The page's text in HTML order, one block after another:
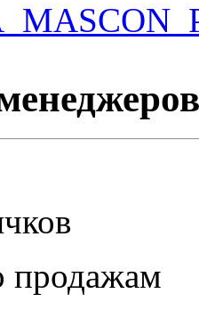
продажам